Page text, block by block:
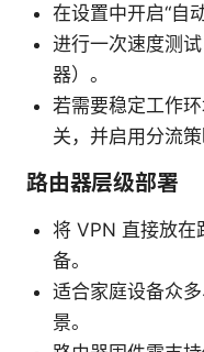
在设置中开启“自
进行一次速度测
器）。
若需要稳定工作
关，并启用分流策
路由器层级部署
将 VPN 直接放在
备。
适合家庭设备众
景。